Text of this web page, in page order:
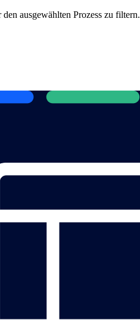
ausgewählten Prozess zu filtern.